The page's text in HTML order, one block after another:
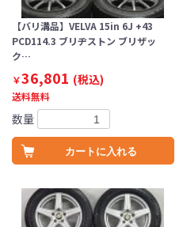
【バリ溝品】VELVA 15in 6J +43
PCD114.3 ブリヂストン ブリザッ
ク…
￥36,801 (税込)
送料無料
数量
カートに入れる